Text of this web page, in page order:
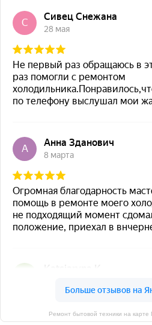
Ремонт бытовой техники на